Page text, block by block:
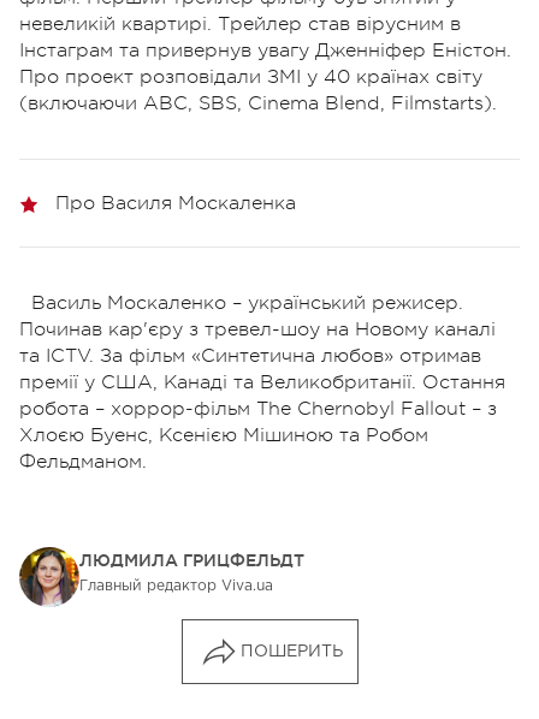
невеликій квартирі. Трейлер став вірусним в
Інстаграм та привернув увагу Дженніфер Еністон.
Про проект розповідали ЗМІ у 40 країнах світу
(включаючи ABC, SBS, Cinema Blend, Filmstarts).
Про Василя Москаленка
Василь Москаленко – український режисер.
Починав кар'єру з тревел-шоу на Новому каналі
та ICTV. За фільм «Синтетична любов» отримав
премії у США, Канаді та Великобританії. Остання
робота – хоррор-фільм The Chernobyl Fallout – з
Хлоєю Буенс, Ксенією Мішиною та Робом
Фельдманом.
ЛЮДМИЛА ГРИЦФЕЛЬДТ
Главный редактор Viva.ua
ПОШЕРИТЬ